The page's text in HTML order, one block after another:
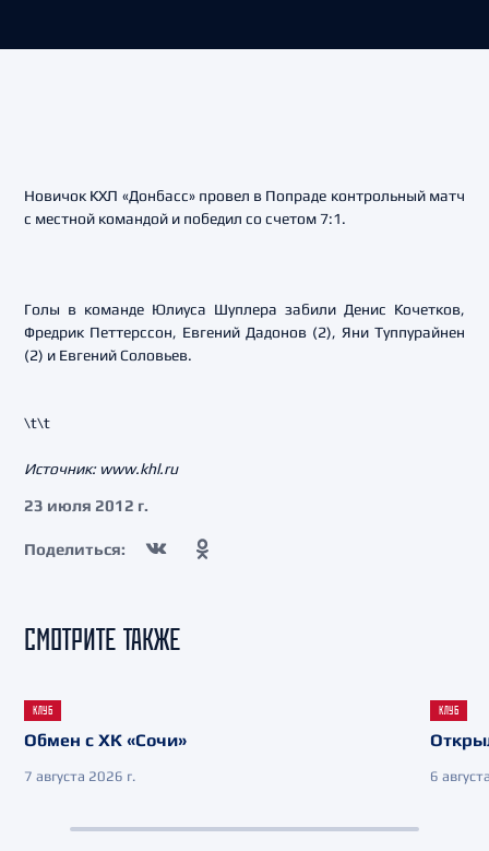
Новичок КХЛ «Донбасс» провел в Попраде контрольный матч
с местной командой и победил со счетом 7:1.
Голы в команде Юлиуса Шуплера забили Денис Кочетков,
Фредрик Петтерссон, Евгений Дадонов (2), Яни Туппурайнен
(2) и Евгений Соловьев.
\t\t
Источник: www.khl.ru
23 июля 2012 г.
Поделиться:
СМОТРИТЕ ТАКЖЕ
КЛУБ
Обмен с ХК «Сочи»
7 августа 2026 г.
КЛУБ
6